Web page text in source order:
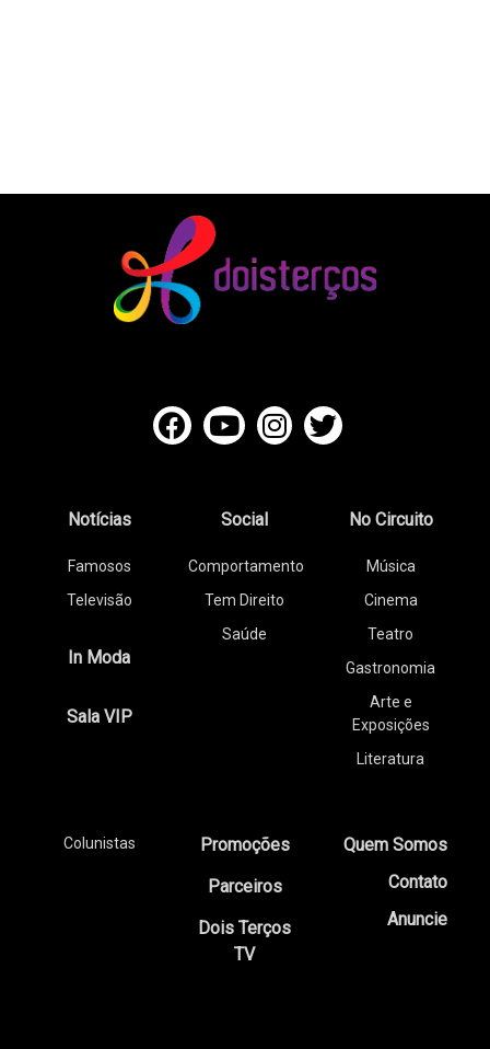
Notícias
Famosos
Televisão
In Moda
Sala VIP
Social
Comportamento
Tem Direito
Saúde
No Circuito
Música
Cinema
Teatro
Gastronomia
Arte e
Exposições
Literatura
Colunistas
Promoções
Parceiros
Dois Terços
TV
Quem Somos
Contato
Anuncie